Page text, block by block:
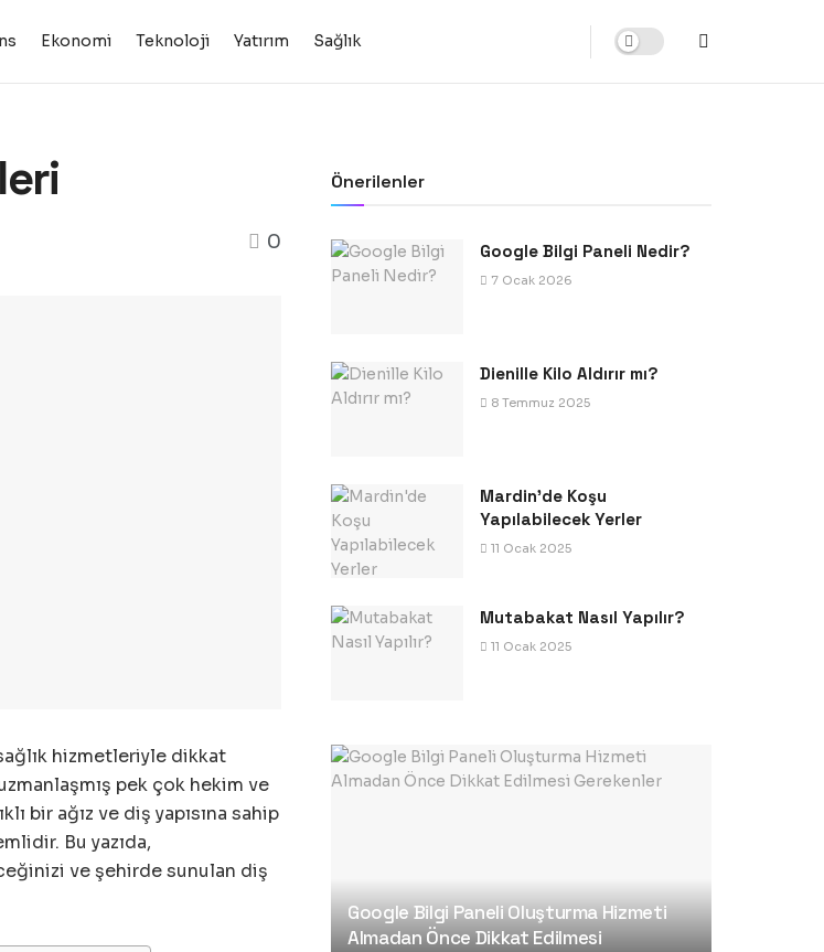
Ekonomi Teknoloji Yatırım Sağlık
0
hizmetleriyle dikkat
pek çok hekim ve
bir ağız ve diş yapısına sahip
Bu yazıda,
ve şehirde sunulan diş
Önerilenler
Google Bilgi Paneli Nedir?
7 Ocak 2026
Dienille Kilo Aldırır mı?
8 Temmuz 2025
Mardin’de Koşu
Yapılabilecek Yerler
11 Ocak 2025
Mutabakat Nasıl Yapılır?
11 Ocak 2025
Google Bilgi Paneli Oluşturma Hizmeti
Almadan Önce Dikkat Edilmesi